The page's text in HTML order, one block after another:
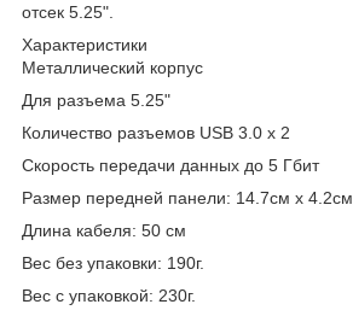
отсек 5.25".
Характеристики
Металлический корпус
Для разъема 5.25"
Количество разъемов USB 3.0 х 2
Скорость передачи данных до 5 Гбит
Размер передней панели: 14.7см х 4.2см
Длина кабеля: 50 см
Вес без упаковки: 190г.
Вес с упаковкой: 230г.